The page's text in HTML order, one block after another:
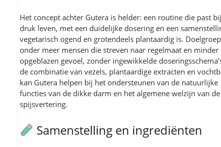
Het concept achter Gutera is helder: een routine die past
druk leven, met een duidelijke dosering en een
vegetarisch ogend en grotendeels plantaardig is.
onder meer mensen die streven naar regelmaat en minder
opgeblazen gevoel, zonder ingewikkelde
de combinatie van vezels, plantaardige extracten en
kan Gutera helpen bij het ondersteunen van de natuurlijke
functies van de dikke darm en het algemene welzijn van de
spijsvertering.
Samenstelling en ingrediënten